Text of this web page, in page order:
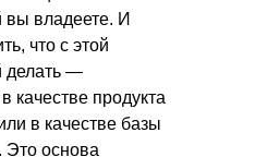
владеете. И
что с этой
делать —
качестве продукта
в качестве базы
Это основа